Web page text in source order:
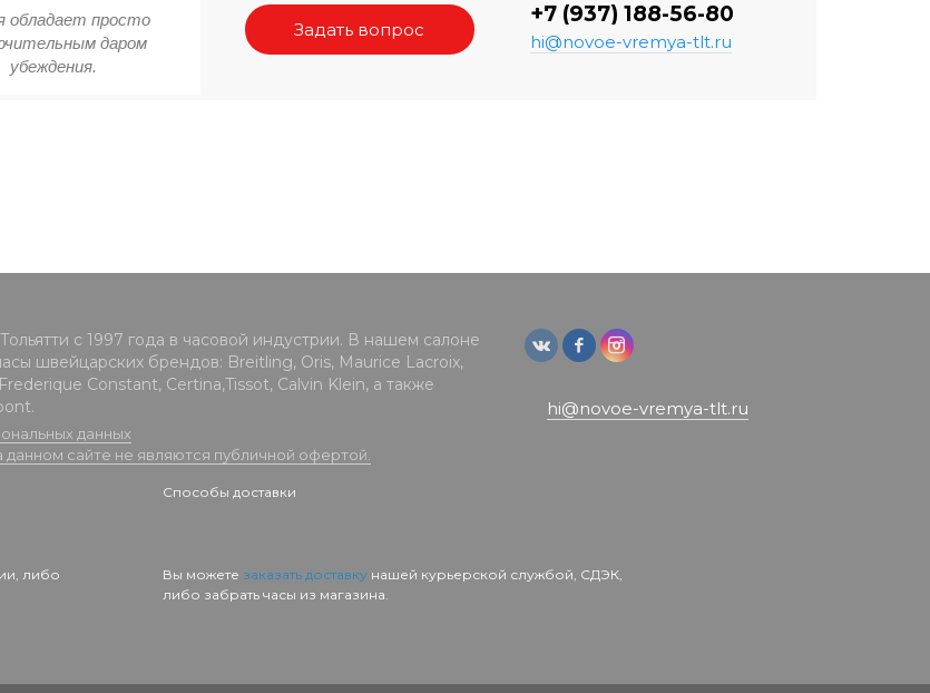
обладает просто
даром
убеждения.
Задать вопрос
+7 (937) 188-56-80
hi@novoe-vremya-tlt.ru
с 1997 года в часовой индустрии. В нашем салоне
швейцарских брендов: Breitling, Oris, Maurice Lacroix,
Constant, Certina,Tissot, Calvin Klein, а также
данных
сайте не являются публичной офертой.
hi@novoe-vremya-tlt.ru
либо
Способы доставки
Вы можете заказать доставку нашей курьерской службой, СДЭК,
либо забрать часы из магазина.